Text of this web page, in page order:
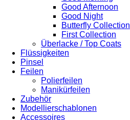
Good Afternoon
Good Night
Butterfly Collection
First Collection
Überlacke / Top Coats
Flüssigkeiten
Pinsel
Feilen
Polierfeilen
Manikürfeilen
Zubehör
Modellierschablonen
Accessoires